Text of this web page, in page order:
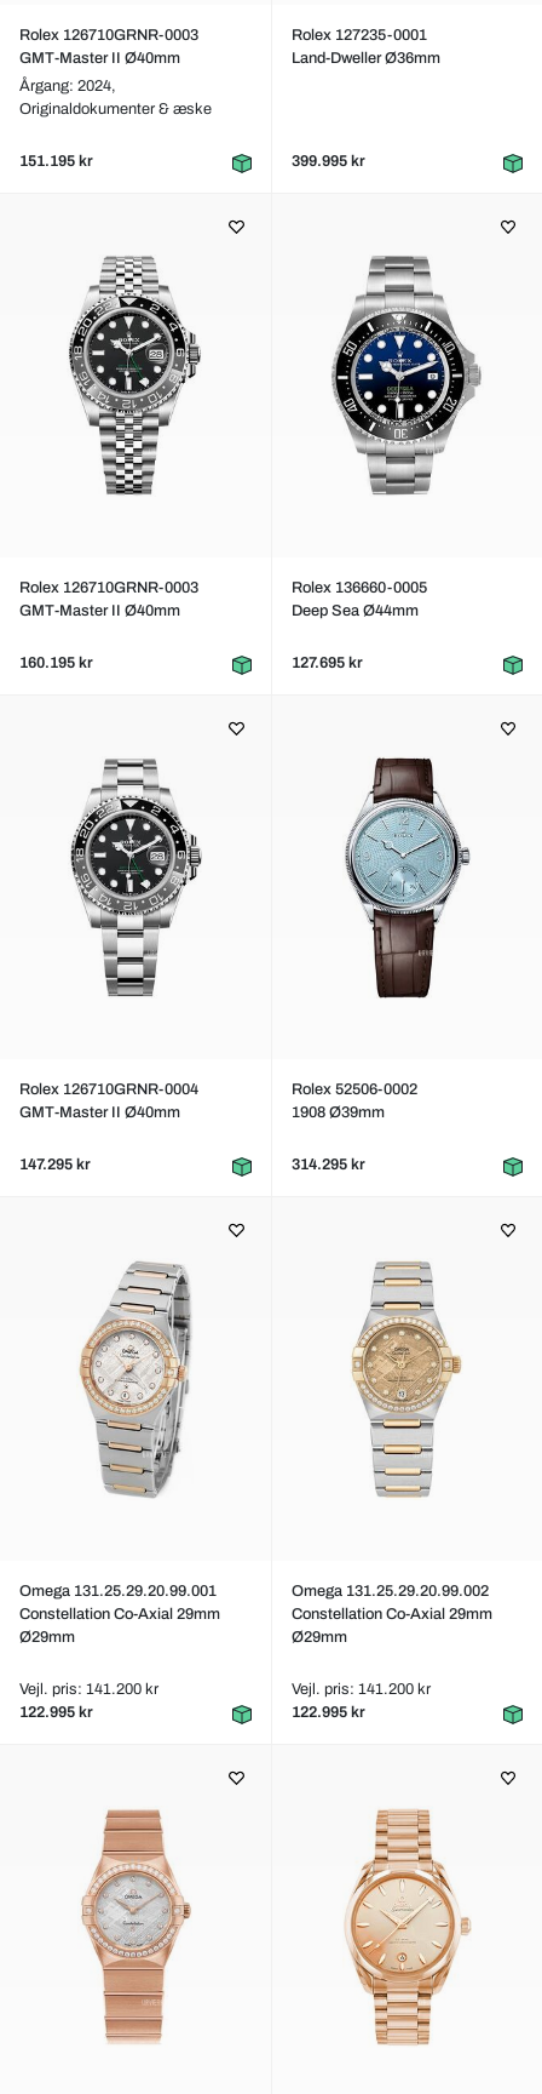
Rolex 126710GRNR-0003
GMT-Master II Ø40mm
Årgang: 2024,
Originaldokumenter & æske
151.195 kr
Rolex 127235-0001
Land-Dweller Ø36mm
399.995 kr
Rolex 126710GRNR-0003
GMT-Master II Ø40mm
160.195 kr
Rolex 136660-0005
Deep Sea Ø44mm
127.695 kr
Rolex 126710GRNR-0004
GMT-Master II Ø40mm
147.295 kr
Rolex 52506-0002
1908 Ø39mm
314.295 kr
Omega 131.25.29.20.99.001
Constellation Co-Axial 29mm
Ø29mm
Vejl. pris: 141.200 kr
122.995 kr
Omega 131.25.29.20.99.002
Constellation Co-Axial 29mm
Ø29mm
Vejl. pris: 141.200 kr
122.995 kr